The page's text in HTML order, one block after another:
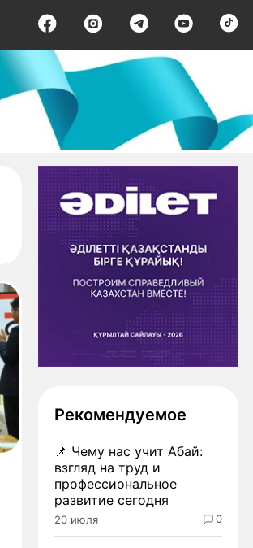
Рекомендуемое
📌 Чему нас учит Абай:
взгляд на труд и
профессиональное
развитие сегодня
20 июля 0